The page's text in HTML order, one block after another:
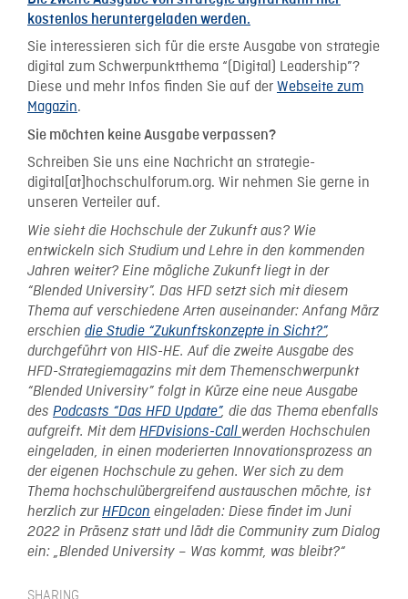
kostenlos heruntergeladen werden.
Sie interessieren sich für die erste Ausgabe von strategie
digital zum Schwerpunktthema “(Digital) Leadership”?
Diese und mehr Infos finden Sie auf der Webseite zum
Magazin.
Sie möchten keine Ausgabe verpassen?
Schreiben Sie uns eine Nachricht an strategie-
digital[at]hochschulforum.org. Wir nehmen Sie gerne in
unseren Verteiler auf.
Wie sieht die Hochschule der Zukunft aus? Wie
entwickeln sich Studium und Lehre in den kommenden
Jahren weiter? Eine mögliche Zukunft liegt in der
“Blended University”. Das HFD setzt sich mit diesem
Thema auf verschiedene Arten auseinander: Anfang März
erschien die Studie “Zukunftskonzepte in Sicht?”,
durchgeführt von HIS-HE. Auf die zweite Ausgabe des
HFD-Strategiemagazins mit dem Themenschwerpunkt
“Blended University” folgt in Kürze eine neue Ausgabe
des Podcasts “Das HFD Update”, die das Thema ebenfalls
aufgreift. Mit dem HFDvisions-Call werden Hochschulen
eingeladen, in einen moderierten Innovationsprozess an
der eigenen Hochschule zu gehen. Wer sich zu dem
Thema hochschulübergreifend austauschen möchte, ist
herzlich zurHFDcon eingeladen: Diese findet im Juni
2022 in Präsenz statt und lädt die Community zum Dialog
ein: „Blended University – Was kommt, was bleibt?“